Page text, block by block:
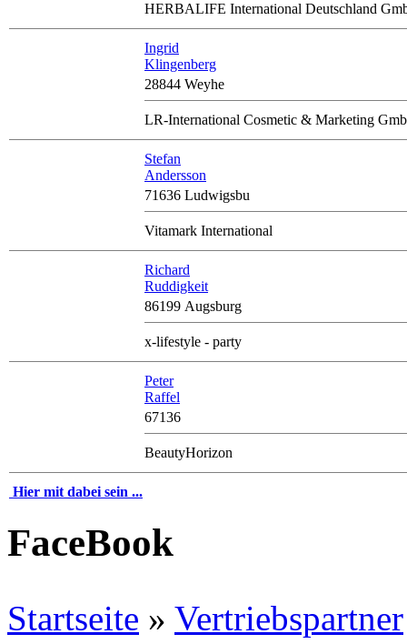
HERBALIFE International Deutschland
Ingrid
Klingenberg
28844 Weyhe
LR-International Cosmetic & Marketing
Stefan
Andersson
71636 Ludwigsbu
Vitamark International
Richard
Ruddigkeit
86199 Augsburg
x-lifestyle - party
Peter
Raffel
67136
BeautyHorizon
Hier mit dabei sein ...
FaceBook
Startseite » Vertriebspartner